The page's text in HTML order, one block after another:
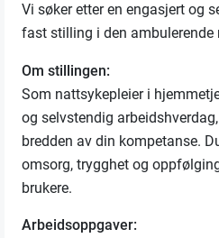
Vi søker etter en engasjert og
fast stilling i den ambulerende
Om stillingen:
Som nattsykepleier i
og selvstendig
bredden av din kompetanse.
omsorg, trygghet og
brukere.
Arbeidsoppgaver: